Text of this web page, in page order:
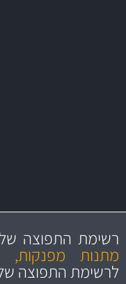
מקצועיות
ושירות מצויין
רשימת התפוצה של
מתנות מפנקות,
לרשימת התפוצה